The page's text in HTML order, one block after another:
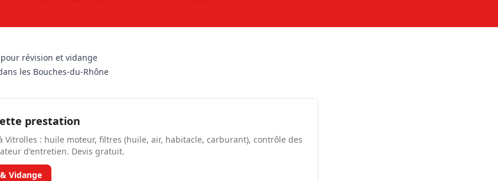
révision et vidange
les Bouches-du-Rhône
prestation
Vitrolles : huile moteur, filtres (huile, air, habitacle, carburant), contrôle des
d'entretien. Devis gratuit.
Vidange